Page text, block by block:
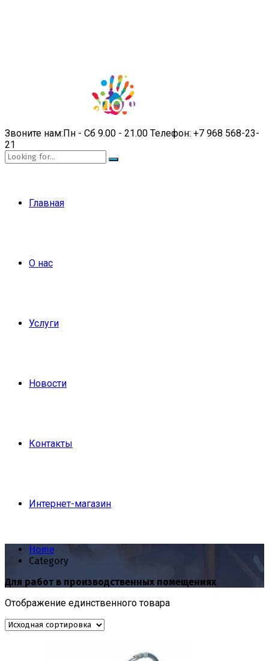
Звоните нам:Пн - Сб 9.00 - 21.00 Телефон: +7 968 568-23-
21
Главная
О нас
Услуги
Новости
Контакты
Интернет-магазин
Home
Category
Для работ в производственных помещениях
Отображение единственного товара